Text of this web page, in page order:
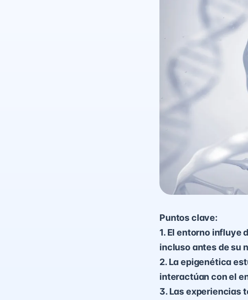
Puntos clave:
1. El entorno influye
incluso antes de su
2. La epigenética
interactúan con el
3. Las experiencias